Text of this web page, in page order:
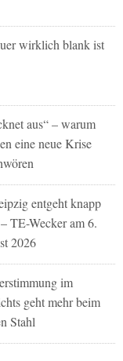
wirklich blank ist
aus“ – warum
eine neue Krise
entgeht knapp
TE-Wecker am 6.
2026
im
geht mehr beim
Stahl